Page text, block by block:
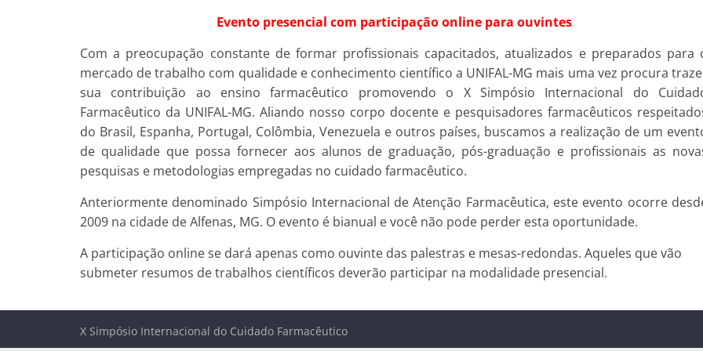
Evento presencial com participação online para ouvintes
Com a preocupação constante de formar profissionais capacitados, atualizados e preparados para
mercado de trabalho com qualidade e conhecimento científico a UNIFAL-MG mais uma vez procura
sua contribuição ao ensino farmacêutico promovendo o X Simpósio Internacional do
Farmacêutico da UNIFAL-MG. Aliando nosso corpo docente e pesquisadores farmacêuticos
do Brasil, Espanha, Portugal, Colômbia, Venezuela e outros países, buscamos a realização de um
de qualidade que possa fornecer aos alunos de graduação, pós-graduação e profissionais as
pesquisas e metodologias empregadas no cuidado farmacêutico.
Anteriormente denominado Simpósio Internacional de Atenção Farmacêutica, este evento ocorre
2009 na cidade de Alfenas, MG. O evento é bianual e você não pode perder esta oportunidade.
A participação online se dará apenas como ouvinte das palestras e mesas-redondas. Aqueles que vão
submeter resumos de trabalhos científicos deverão participar na modalidade presencial.
X Simpósio Internacional do Cuidado Farmacêutico